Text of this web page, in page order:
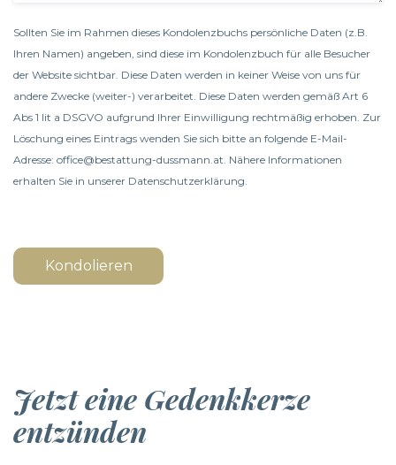
Sollten Sie im Rahmen dieses Kondolenzbuchs persönliche Daten (z.B.
Ihren Namen) angeben, sind diese im Kondolenzbuch für alle Besucher
der Website sichtbar. Diese Daten werden in keiner Weise von uns für
andere Zwecke (weiter-) verarbeitet. Diese Daten werden gemäß Art 6
Abs 1 lit a DSGVO aufgrund Ihrer Einwilligung rechtmäßig erhoben. Zur
Löschung eines Eintrags wenden Sie sich bitte an folgende E-Mail-
Adresse: office@bestattung-dussmann.at. Nähere Informationen
erhalten Sie in unserer Datenschutzerklärung
Kondolieren
Jetzt eine Gedenkkerze
entzünden